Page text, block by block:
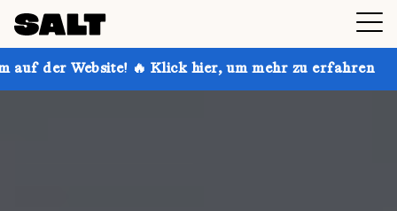
🔥 Klick hier, um mehr zu erfahren Hol dir bis zu